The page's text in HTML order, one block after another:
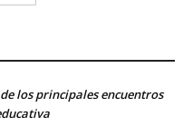
los principales encuentros